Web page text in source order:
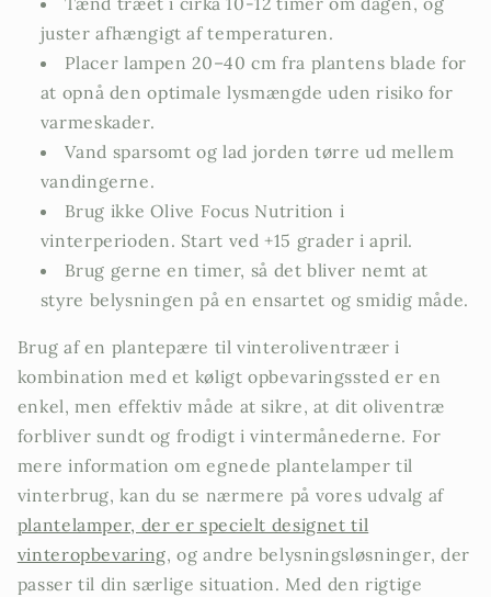
juster afhængigt af temperaturen.
Placer lampen 20–40 cm fra plantens blade for
at opnå den optimale lysmængde uden risiko for
varmeskader.
Vand sparsomt og lad jorden tørre ud mellem
vandingerne.
Brug ikke Olive Focus Nutrition i
vinterperioden. Start ved +15 grader i april.
Brug gerne en timer, så det bliver nemt at
styre belysningen på en ensartet og smidig måde.
Brug af en plantepære til vinteroliventræer i
kombination med et køligt opbevaringssted er en
enkel, men effektiv måde at sikre, at dit oliventræ
forbliver sundt og frodigt i vintermånederne. For
mere information om egnede plantelamper til
vinterbrug, kan du se nærmere på vores udvalg af
plantelamper, der er specielt designet til
vinteropbevaring, og andre belysningsløsninger, der
passer til din særlige situation. Med den rigtige